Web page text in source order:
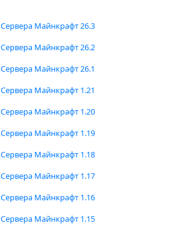
Сервера Майнкрафт 26.3
Сервера Майнкрафт 26.2
Сервера Майнкрафт 26.1
Сервера Майнкрафт 1.21
Сервера Майнкрафт 1.20
Сервера Майнкрафт 1.19
Сервера Майнкрафт 1.18
Сервера Майнкрафт 1.17
Сервера Майнкрафт 1.16
Сервера Майнкрафт 1.15